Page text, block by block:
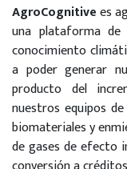
AgroCognitivees
una plataforma
conocimiento
a poder generar
producto del
nuestros equipos
biomateriales y
de gases de efecto